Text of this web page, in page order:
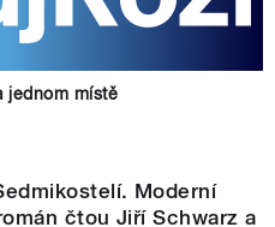
jednom místě
Moderní
čtou Jiří Schwarz a